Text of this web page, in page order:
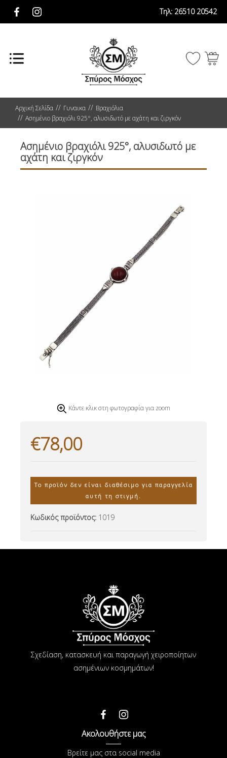
Τηλ: 26510 20542
Αρχική Σελίδα Γυναικα
Βραχιόλια
Ασημένιο βραχιόλι 925°, αλυσιδωτό με αχάτη και ζιργκόν
Ασημένιο βραχιόλι 925°, αλυσιδωτό με
αχάτη και ζιργκόν
Κάντε κλικ στη φωτογραφία για zoom
€78,00
Το προϊόν δεν είναι διαθέσιμο για παραγγελία
αυτή τη στιγμή.
Κωδικός προϊόντος: 1019
Σχεδίαση, κατασκευή και παραγωγή χειροποίητων
ασημένιων κοσμημάτων!
Ακολουθήστε μας
Βρείτε μας στα social media